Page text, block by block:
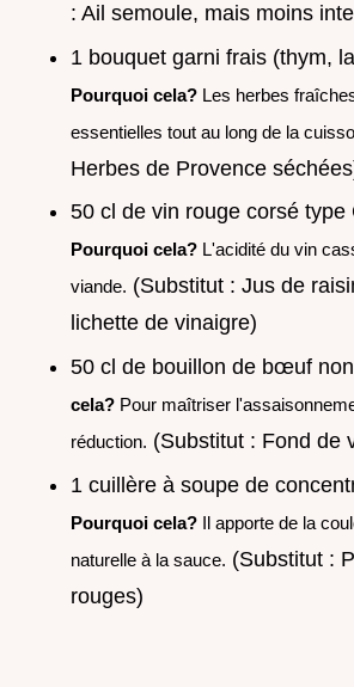
: Ail semoule, mais moins
1 bouquet garni frais (thym,
Pourquoi cela? Les herbes
essentielles tout au long de la
Herbes de Provence
50 cl de vin rouge corsé type
Pourquoi cela? L'acidité du vin
viande. (Substitut : Jus de
lichette de vinaigre)
50 cl de bouillon de bœuf
cela? Pour maîtriser
réduction. (Substitut : Fond de
1 cuillère à soupe de
Pourquoi cela? Il apporte de la
naturelle à la sauce. (Substitut :
rouges)